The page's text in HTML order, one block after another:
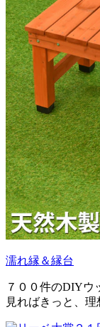
濡れ縁＆縁台
７００件のDIYウ
見ればきっと、